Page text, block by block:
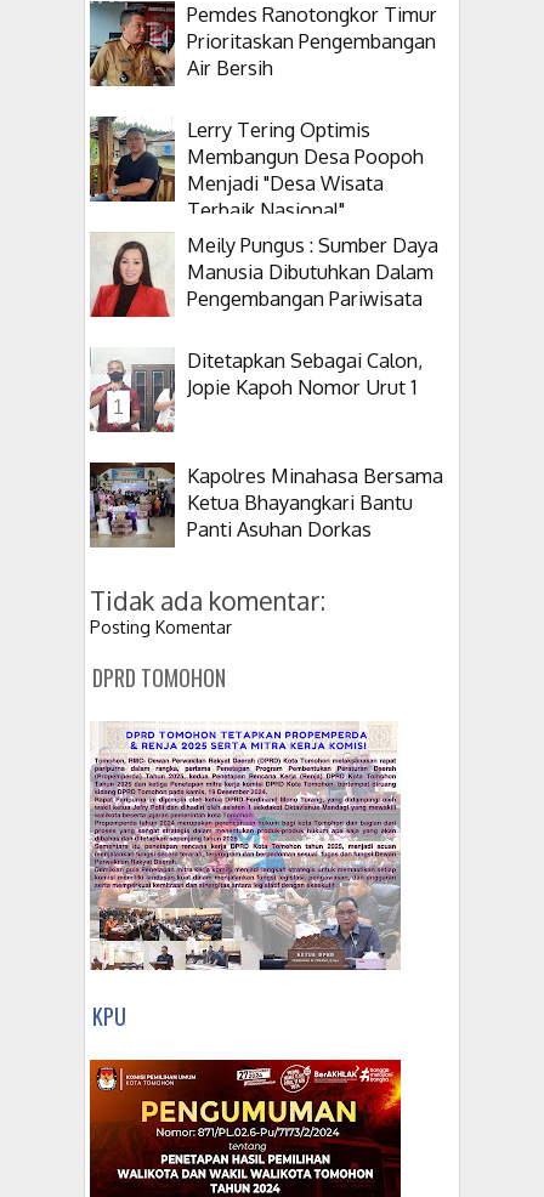
Pemdes Ranotongkor Timur
Prioritaskan Pengembangan
Air Bersih
Lerry Tering Optimis
Membangun Desa Poopoh
Menjadi "Desa Wisata
Terbaik Nasional"
Meily Pungus : Sumber Daya
Manusia Dibutuhkan Dalam
Pengembangan Pariwisata
Ditetapkan Sebagai Calon,
Jopie Kapoh Nomor Urut 1
Kapolres Minahasa Bersama
Ketua Bhayangkari Bantu
Panti Asuhan Dorkas
Tidak ada komentar:
Posting Komentar
DPRD TOMOHON
KPU